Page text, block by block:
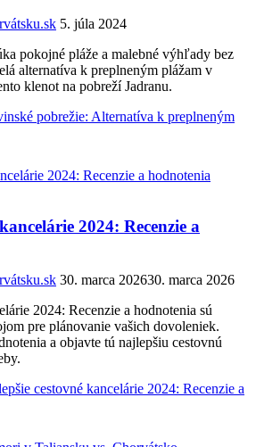
5. júla 2024
pokojné pláže a malebné výhľady bez
alternatíva k preplneným plážam v
klenot na pobreží Jadranu.
pobrežie: Alternatíva k preplneným
2024: Recenzie a
30. marca 202630. marca 2026
2024: Recenzie a hodnotenia sú
pre plánovanie vašich dovoleniek.
a objavte tú najlepšiu cestovnú
cestovné kancelárie 2024: Recenzie a